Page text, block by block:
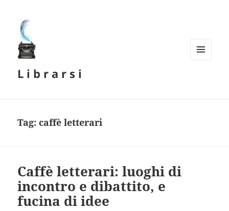
L i b r a r s i
Tag:caffè letterari
Caffè letterari: luoghi di
incontro e dibattito, e
fucina di idee